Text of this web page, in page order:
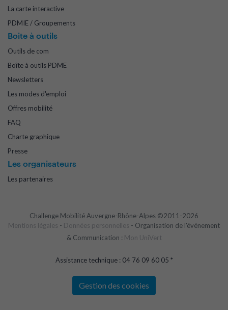
La carte interactive
PDMIE / Groupements
Boite à outils
Outils de com
Boîte à outils PDME
Newsletters
Les modes d'emploi
Offres mobilité
FAQ
Charte graphique
Presse
Les organisateurs
Les partenaires
Challenge Mobilité Auvergne-Rhône-Alpes ©2011-2026
Mentions légales - Données personnelles - Organisation de l'événement
& Communication : Mon UniVert
Assistance technique : 04 76 09 60 05 *
Gestion des cookies